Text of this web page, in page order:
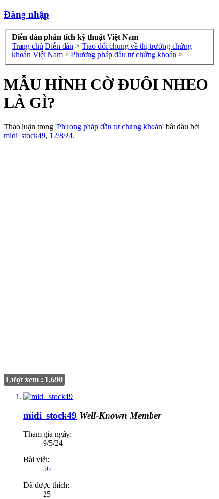
Đăng nhập
Diễn đàn phân tích kỹ thuật Việt Nam
Trang chủ Diễn đàn > Trao đổi chung về thị trường chứng
khoán Việt Nam > Phương pháp đầu tư chứng khoán >
MẪU HÌNH CỜ ĐUÔI NHEO
LÀ GÌ?
Thảo luận trong 'Phương pháp đầu tư chứng khoán' bắt đầu bởi
midi_stock49, 12/8/24.
Lượt xem : 1,690
midi_stock49 Well-Known Member
Tham gia ngày:
9/5/24
Bài viết:
56
Đã được thích:
25